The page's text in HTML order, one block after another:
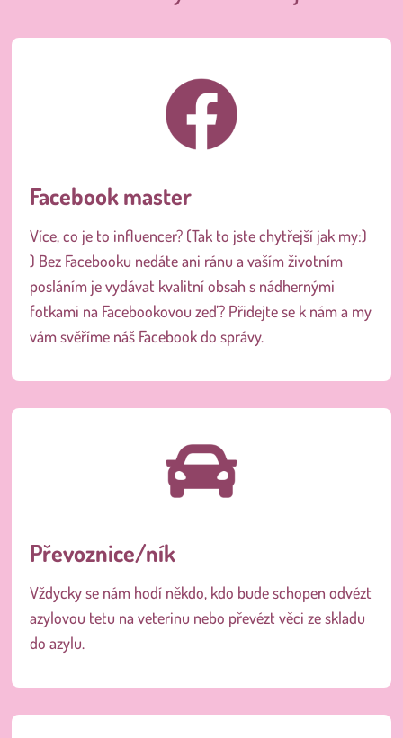
Facebook master
Více, co je to influencer? (Tak to jste chytřejší jak my:)
) Bez Facebooku nedáte ani ránu a vaším životním
posláním je vydávat kvalitní obsah s nádhernými
fotkami na Facebookovou zeď? Přidejte se k nám a my
vám svěříme náš Facebook do správy.
Převoznice/ník
Vždycky se nám hodí někdo, kdo bude schopen odvézt
azylovou tetu na veterinu nebo převézt věci ze skladu
do azylu.